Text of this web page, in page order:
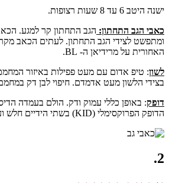
ישנה היטב 6 עד 8 שעות רצופות.
כאבי הגב התחתון:
ומתפשט לצידי הגב התחתון. לעתים הכאב
האחורית על מרידיאן ה- BL.
לשון
בצידי הלשון מעט אדמדם. חיפוי לבן דק
דופק
הדופק הפרוקסימלי (KID) בשתי הידיים חלש ועמוק.
2.